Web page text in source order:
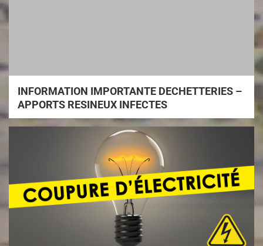
INFORMATION IMPORTANTE DECHETTERIES –
APPORTS RESINEUX INFECTES